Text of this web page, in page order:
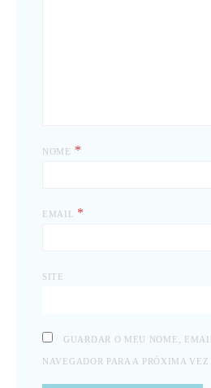
NOME *
EMAIL *
SITE
GUARDAR O MEU NOME,
NAVEGADOR PARA A PRÓXIMA